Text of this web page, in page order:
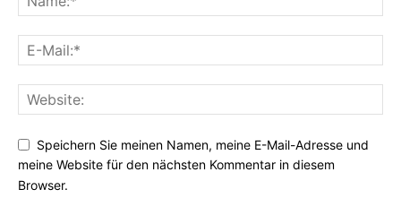
Speichern Sie meinen Namen, meine E-Mail-Adresse und
meine Website für den nächsten Kommentar in diesem
Browser.